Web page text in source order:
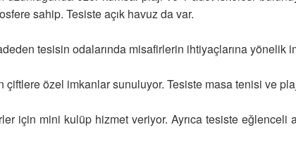
sahip. Tesiste açık havuz da var.
tesisin odalarında misafirlerin ihtiyaçlarına yönelik
çiftlere özel imkanlar sunuluyor. Tesiste masa tenisi ve
için mini kulüp hizmet veriyor. Ayrıca tesiste